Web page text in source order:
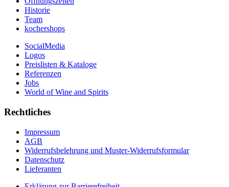
Historie
Team
kochershops
SocialMedia
Logos
Preislisten & Kataloge
Referenzen
Jobs
World of Wine and Spirits
Rechtliches
Impressum
AGB
Widerrufsbelehrung und Muster-Widerrufsformular
Datenschutz
Lieferanten